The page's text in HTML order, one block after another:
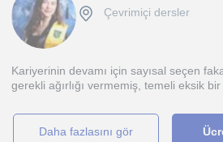
Çevrimiçi dersler
Kariyerinin devamı için sayısal seçen
gerekli ağırlığı vermemiş, temeli eksik bir
daha fazlasını gör